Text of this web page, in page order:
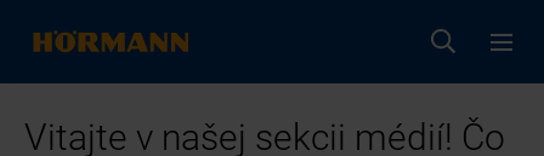
Vitajte v našej sekcii médií! Čo